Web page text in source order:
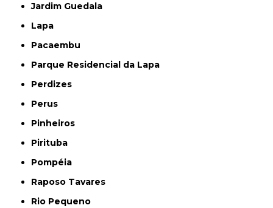
Jardim Guedala
Lapa
Pacaembu
Parque Residencial da Lapa
Perdizes
Perus
Pinheiros
Pirituba
Pompéia
Raposo Tavares
Rio Pequeno